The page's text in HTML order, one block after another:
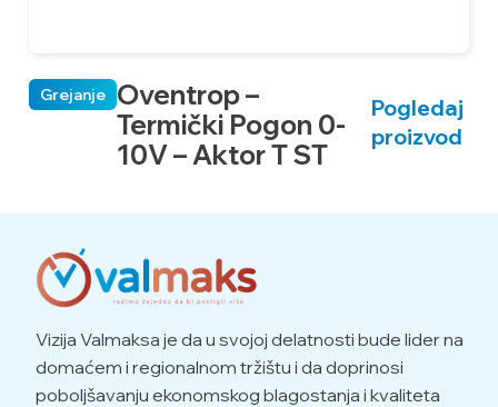
Oventrop –
Termički Pogon 0-
10V – Aktor T ST
Grejanje
Pogledaj
proizvod
Vizija Valmaksa je da u svojoj delatnosti bude lider na
domaćem i regionalnom tržištu i da doprinosi
poboljšavanju ekonomskog blagostanja i kvaliteta